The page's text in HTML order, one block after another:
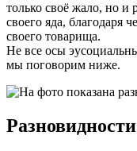
только своё жало, но и
своего яда, благодаря
своего товарища.
Не все осы
мы поговорим ниже.